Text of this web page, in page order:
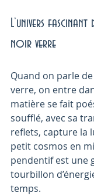
L’univers
noir verre
Quand on parle
verre, on entre
matière se fait
soufflé, avec sa
reflets, capture la
petit cosmos en
pendentif est une
tourbillon
temps.